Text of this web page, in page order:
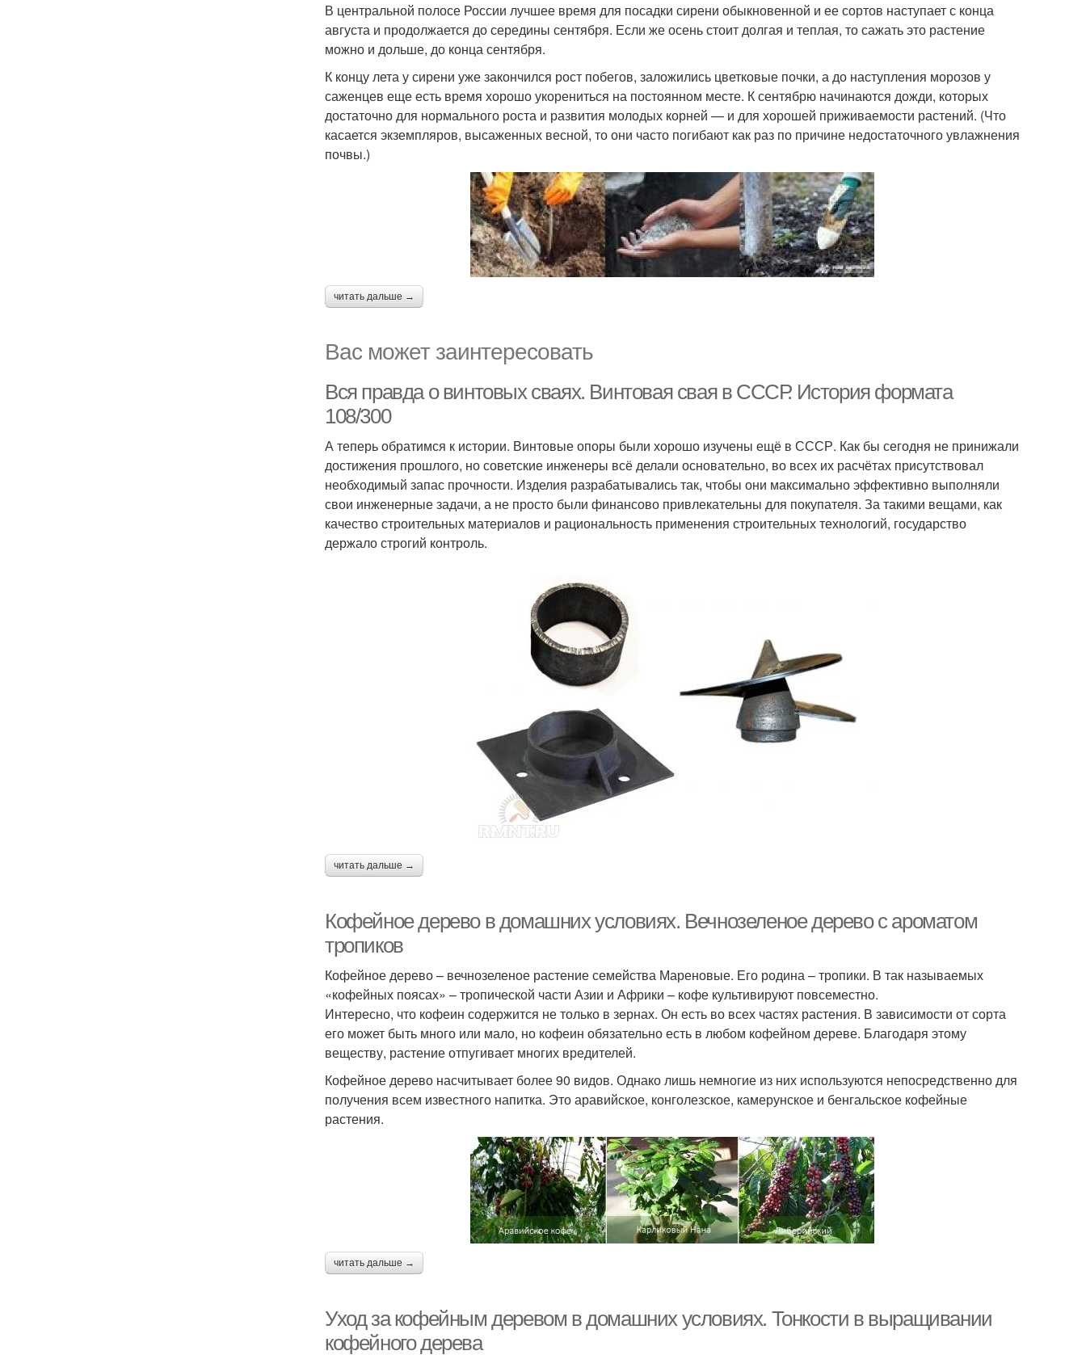
В центральной полосе России лучшее время для посадки сирени обыкновенной и ее сортов наступает с конца
августа и продолжается до середины сентября. Если же осень стоит долгая и теплая, то сажать это растение
можно и дольше, до конца сентября.
К концу лета у сирени уже закончился рост побегов, заложились цветковые почки, а до наступления морозов у
саженцев еще есть время хорошо укорениться на постоянном месте. К сентябрю начинаются дожди, которых
достаточно для нормального роста и развития молодых корней — и для хорошей приживаемости растений. (Что
касается экземпляров, высаженных весной, то они часто погибают как раз по причине недостаточного увлажнения
почвы.)
читать дальше →
Вас может заинтересовать
Вся правда о винтовых сваях. Винтовая свая в СССР. История формата
108/300
А теперь обратимся к истории. Винтовые опоры были хорошо изучены ещё в СССР. Как бы сегодня не принижали
достижения прошлого, но советские инженеры всё делали основательно, во всех их расчётах присутствовал
необходимый запас прочности. Изделия разрабатывались так, чтобы они максимально эффективно выполняли
свои инженерные задачи, а не просто были финансово привлекательны для покупателя. За такими вещами, как
качество строительных материалов и рациональность применения строительных технологий, государство
держало строгий контроль.
читать дальше →
Кофейное дерево в домашних условиях. Вечнозеленое дерево с ароматом
тропиков
Кофейное дерево – вечнозеленое растение семейства Мареновые. Его родина – тропики. В так называемых
«кофейных поясах» – тропической части Азии и Африки – кофе культивируют повсеместно.
Интересно, что кофеин содержится не только в зернах. Он есть во всех частях растения. В зависимости от сорта
его может быть много или мало, но кофеин обязательно есть в любом кофейном дереве. Благодаря этому
веществу, растение отпугивает многих вредителей.
Кофейное дерево насчитывает более 90 видов. Однако лишь немногие из них используются непосредственно для
получения всем известного напитка. Это аравийское, конголезское, камерунское и бенгальское кофейные
растения.
читать дальше →
Уход за кофейным деревом в домашних условиях. Тонкости в выращивании
кофейного дерева